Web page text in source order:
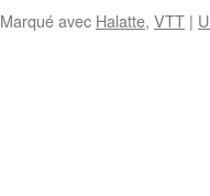
Marqué avec Halatte, VTT |